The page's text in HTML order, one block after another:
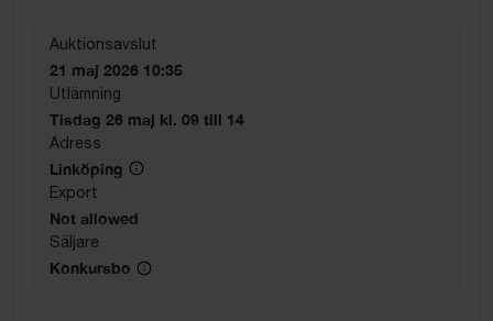
Auktionsavslut
21 maj 2026 10:35
Utlämning
Tisdag 26 maj kl. 09 till 14
Adress
Linköping
Export
Not allowed
Säljare
Konkursbo